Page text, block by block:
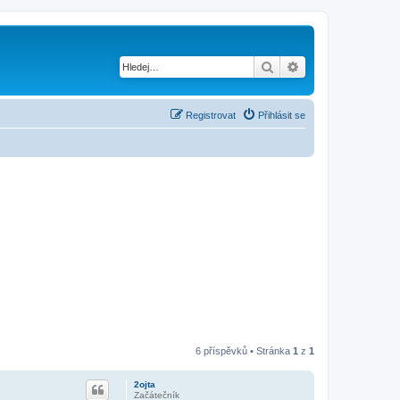
Hledat
Přihlásit se
Registrovat
6 příspěvků • Stránka 1 z 1
2ojta
Začátečník